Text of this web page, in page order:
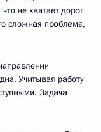
не хватает дорог
сложная проблема,
Учитывая работу
Задача